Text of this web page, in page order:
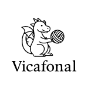
Kilépés
tartalomba